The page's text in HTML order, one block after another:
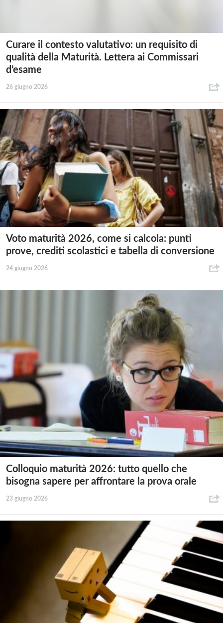
Curare il contesto valutativo: un requisito di
qualità della Maturità. Lettera ai Commissari
d’esame
26 giugno 2026
Voto maturità 2026, come si calcola: punti
prove, crediti scolastici e tabella di conversione
24 giugno 2026
Colloquio maturità 2026: tutto quello che
bisogna sapere per affrontare la prova orale
23 giugno 2026